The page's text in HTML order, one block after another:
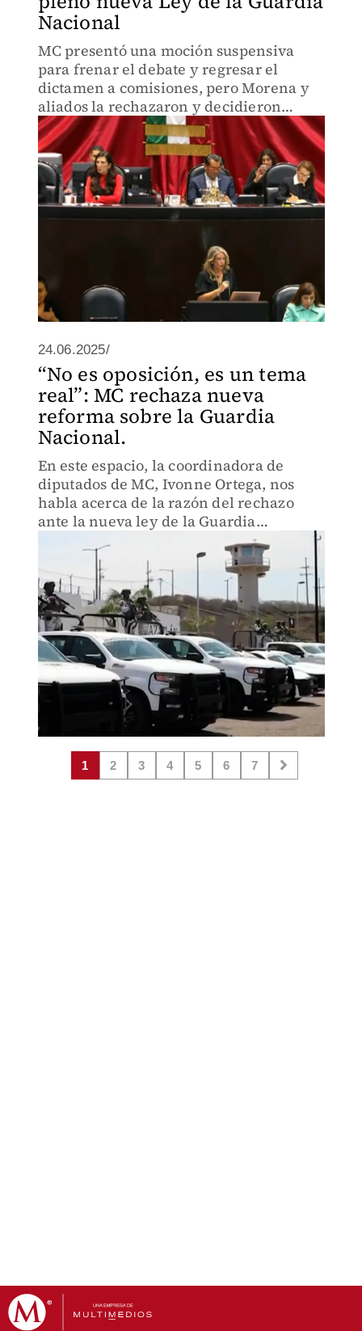
Nacional
MC presentó una moción suspensiva
para frenar el debate y regresar el
dictamen a comisiones, pero Morena y
aliados la rechazaron y decidieron
continuar con el desahogo del proyecto.
24.06.2025/
“No es oposición, es un tema
real”: MC rechaza nueva
reforma sobre la Guardia
Nacional.
En este espacio, la coordinadora de
diputados de MC, Ivonne Ortega, nos
habla acerca de la razón del rechazo
ante la nueva ley de la Guardia
Nacional.
1 2 3 4 5 6 7